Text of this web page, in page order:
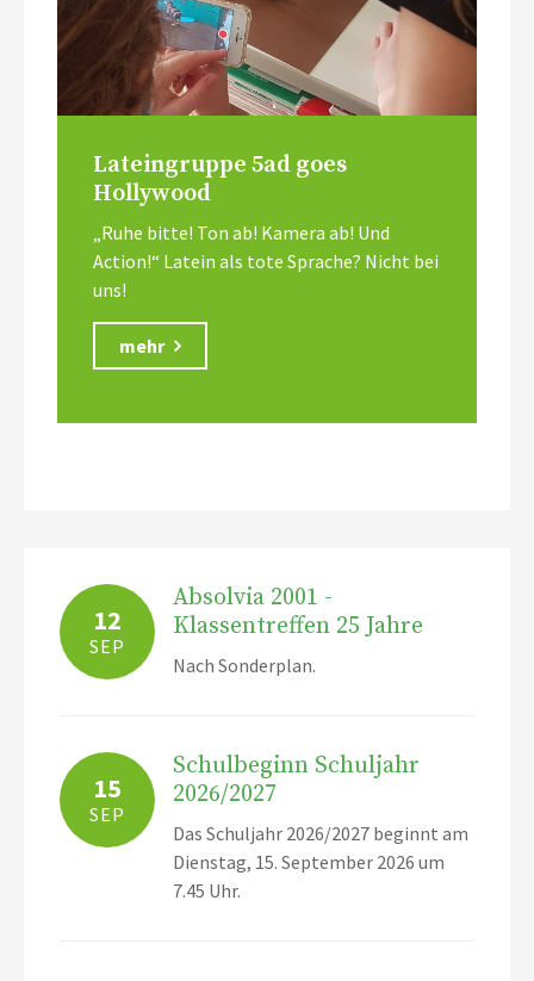
Lateingruppe 5ad goes
Hollywood
„Ruhe bitte! Ton ab! Kamera ab! Und
Action!“ Latein als tote Sprache? Nicht bei
uns!
mehr
12
SEP
Absolvia 2001 -
Klassentreffen 25 Jahre
Nach Sonderplan.
15
SEP
Schulbeginn Schuljahr
2026/2027
Das Schuljahr 2026/2027 beginnt am
Dienstag, 15. September 2026 um
7.45 Uhr.